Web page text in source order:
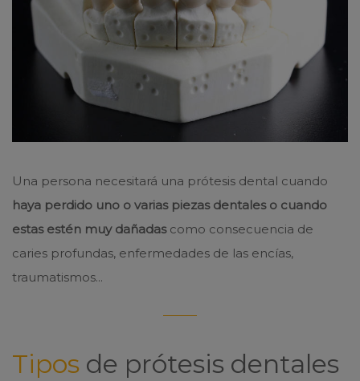
Una persona necesitará una prótesis dental cuando
haya perdido uno o varias piezas dentales o cuando
estas estén muy dañadascomo consecuencia de
caries profundas, enfermedades de las encías,
traumatismos...
Tipos de prótesis dentales